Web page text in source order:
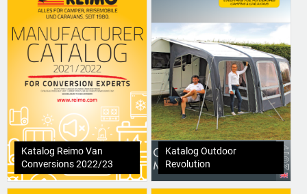
Katalog Reimo Van
Conversions 2022/23
Katalog Outdoor
Revolution